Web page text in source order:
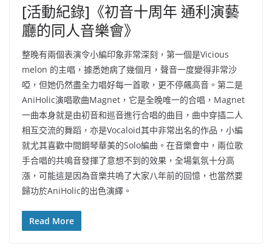
[活動紀錄]《初音十周年 通利演藝
廳的同人音樂會》
整晚有兩個表演令小編印象非常深刻，第一個是Vicious
melon 的主唱，據悉她病了幾個月，聲音一度變得非常沙
啞，但她仍然盡全力唱好每一首歌，更不停飆高音。第二是
AniHolic演唱歌曲Magnet，它是全晚唯一的合唱，Magnet
一曲本身就是由初音和巡音進行合唱的曲目，曲中穿插二人
相互交流的舞蹈，亦是Vocaloid其中非常出名的作品，小編
就尤其喜歡中間鋼琴華美的Solo編曲。在音樂會中，兩位歌
手合唱的共鳴音發揮了意想不到的效果，全場氣氛十分高
漲，可能這是因為音樂共嗚了大家八年前的回憶，也當然要
歸功於AniHolic的出色演繹。
Read More